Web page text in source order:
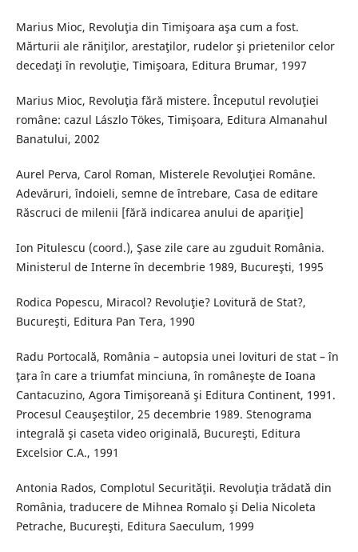
Marius Mioc, Revoluţia din Timişoara aşa cum a fost.
Mărturii ale răniţilor, arestaţilor, rudelor şi prietenilor celor
decedaţi în revoluţie, Timişoara, Editura Brumar, 1997
Marius Mioc, Revoluţia fără mistere. Începutul revoluţiei
române: cazul Lászlo Tökes, Timişoara, Editura Almanahul
Banatului, 2002
Aurel Perva, Carol Roman, Misterele Revoluţiei Române.
Adevăruri, îndoieli, semne de întrebare, Casa de editare
Răscruci de milenii [fără indicarea anului de apariţie]
Ion Pitulescu (coord.), Şase zile care au zguduit România.
Ministerul de Interne în decembrie 1989, Bucureşti, 1995
Rodica Popescu, Miracol? Revoluţie? Lovitură de Stat?,
Bucureşti, Editura Pan Tera, 1990
Radu Portocală, România – autopsia unei lovituri de stat – în
ţara în care a triumfat minciuna, în româneşte de Ioana
Cantacuzino, Agora Timişoreană şi Editura Continent, 1991.
Procesul Ceauşeştilor, 25 decembrie 1989. Stenograma
integrală şi caseta video originală, Bucureşti, Editura
Excelsior C.A., 1991
Antonia Rados, Complotul Securităţii. Revoluţia trădată din
România, traducere de Mihnea Romalo şi Delia Nicoleta
Petrache, Bucureşti, Editura Saeculum, 1999